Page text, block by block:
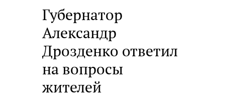
Губернатор
Александр
Дрозденко ответил
на вопросы
жителей